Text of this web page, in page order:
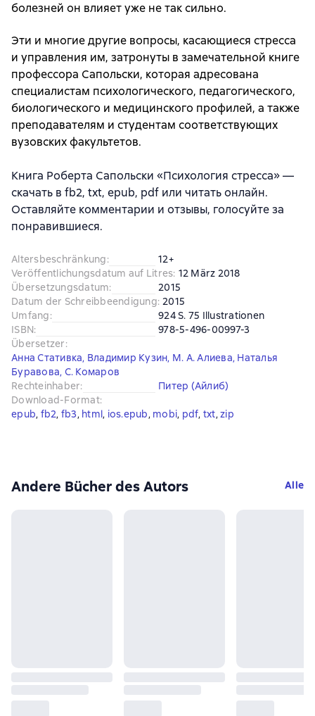
болезней он влияет уже не так сильно.
Эти и многие другие вопросы, касающиеся стресса
и управления им, затронуты в замечательной книге
профессора Сапольски, которая адресована
специалистам психологического, педагогического,
биологического и медицинского профилей, а также
преподавателям и студентам соответствующих
вузовских факультетов.
Книга Роберта Сапольски «Психология стресса» —
скачать в fb2, txt, epub, pdf или читать онлайн.
Оставляйте комментарии и отзывы, голосуйте за
понравившиеся.
Altersbeschränkung:
12+
Veröffentlichungsdatum auf Litres: 12 März 2018
Übersetzungsdatum:
2015
Datum der Schreibbeendigung: 2015
Umfang:
924 S. 75 Illustrationen
ISBN:
978-5-496-00997-3
Übersetzer:
Анна Стативка, Владимир Кузин, М. А. Алиева, Наталья
Буравова, С. Комаров
Rechteinhaber:
Питер (Айлиб)
Download-Format:
epub, fb2, fb3, html, ios.epub, mobi, pdf, txt, zip
Andere Bücher des Autors Alle